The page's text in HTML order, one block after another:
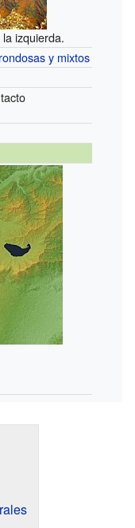
izquierda.
y mixtos